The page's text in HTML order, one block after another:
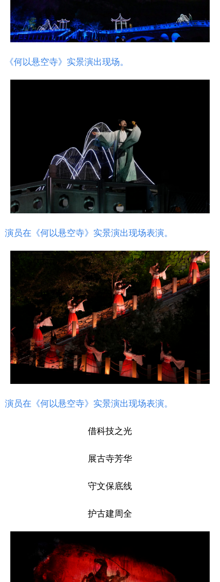
《何以悬空寺》实景演出现场。
演员在《何以悬空寺》实景演出现场表演。
演员在《何以悬空寺》实景演出现场表演。
借科技之光
展古寺芳华
守文保底线
护古建周全